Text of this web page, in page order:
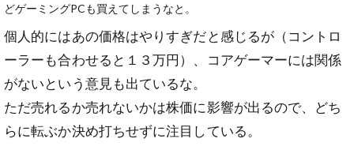
どゲーミングPCも買えてしまうなと。
個人的にはあの価格はやりすぎだと感じるが（コントロ
ーラーも合わせると１３万円）、コアゲーマーには関係
がないという意見も出ているな。
ただ売れるか売れないかは株価に影響が出るので、どち
らに転ぶか決め打ちせずに注目している。